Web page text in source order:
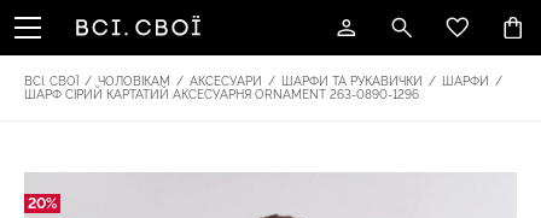
ВСІ. СВОЇ / ЧОЛОВІКАМ / АКСЕСУАРИ / ШАРФИ ТА РУКАВИЧКИ / ШАРФИ
/
ШАРФ СІРИЙ КАРТАТИЙ АКСЕСУАРНЯ ОRNAMENT 263-0890-1296
20%